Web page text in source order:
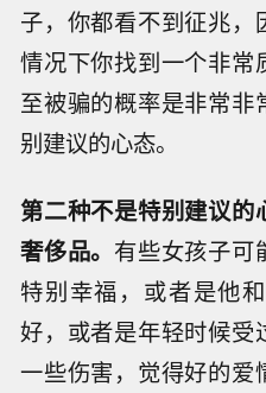
子，你都看不到征兆
情况下你找到一个非常
至被骗的概率是非常
别建议的心态。
第二种不是特别建议的
奢侈品。 有些女孩子可
特别幸福，或者是他
好，或者是年轻时候受
一些伤害，觉得好的爱